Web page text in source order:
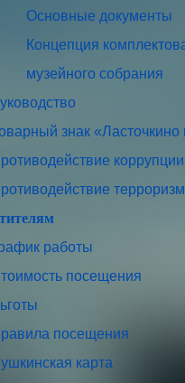
Основные документы
Концепция
музейного собрания
знак «Ласточкино
коррупции
работы
посещения
посещения
карта